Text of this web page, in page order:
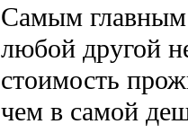
Самым главным
любой другой
стоимость
чем в самой